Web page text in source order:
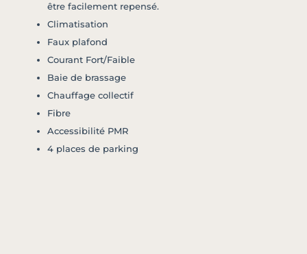
être facilement repensé.
Climatisation
Faux plafond
Courant Fort/Faible
Baie de brassage
Chauffage collectif
Fibre
Accessibilité PMR
4 places de parking